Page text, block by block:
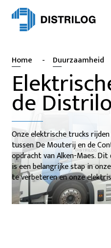
Home - Duurzaamheid
de
Onze elektrische trucks
tussen De Mouterij en de
opdracht van Alken-Maes.
is een belangrijke stap in
te verbeteren en onze